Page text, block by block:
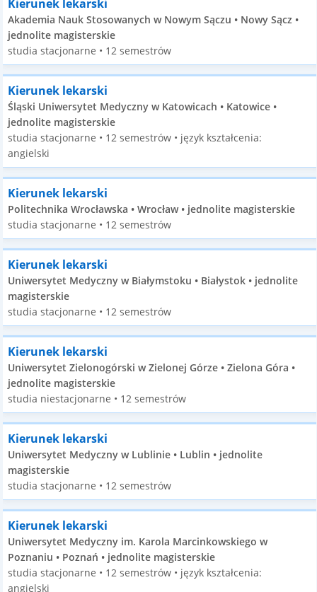
Kierunek lekarski
Akademia Nauk Stosowanych w Nowym Sączu • Nowy Sącz •
jednolite magisterskie
studia stacjonarne • 12 semestrów
Kierunek lekarski
Śląski Uniwersytet Medyczny w Katowicach • Katowice •
jednolite magisterskie
studia stacjonarne • 12 semestrów • język kształcenia:
angielski
Kierunek lekarski
Politechnika Wrocławska • Wrocław • jednolite magisterskie
studia stacjonarne • 12 semestrów
Kierunek lekarski
Uniwersytet Medyczny w Białymstoku • Białystok • jednolite
magisterskie
studia stacjonarne • 12 semestrów
Kierunek lekarski
Uniwersytet Zielonogórski w Zielonej Górze • Zielona Góra •
jednolite magisterskie
studia niestacjonarne • 12 semestrów
Kierunek lekarski
Uniwersytet Medyczny w Lublinie • Lublin • jednolite
magisterskie
studia stacjonarne • 12 semestrów
Kierunek lekarski
Uniwersytet Medyczny im. Karola Marcinkowskiego w
Poznaniu • Poznań • jednolite magisterskie
studia stacjonarne • 12 semestrów • język kształcenia:
angielski